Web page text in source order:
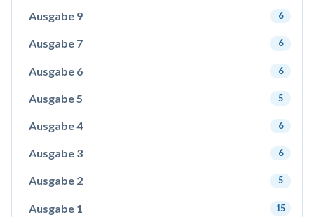
Ausgabe 9 6
Ausgabe 7 6
Ausgabe 6 6
Ausgabe 5 5
Ausgabe 4 6
Ausgabe 3 6
Ausgabe 2 5
Ausgabe 1 15